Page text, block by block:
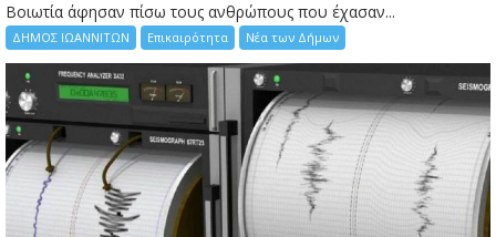
Bοιωτία άφησαν πίσω τους ανθρώπους που έχασαν...
ΔΗΜΟΣ ΙΩΑΝΝΙΤΩΝ Επικαιρότητα Νέα των Δήμων